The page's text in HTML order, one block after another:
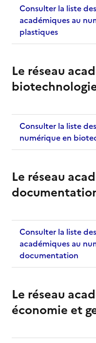
Consulter la liste
académiques au
plastiques
Le réseau
Consulter la liste
numérique en
Le réseau
Consulter la liste
académiques au
documentation
Le réseau
économie et